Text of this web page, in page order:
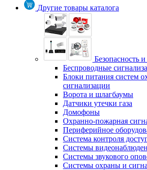
Другие товары каталога
Безопасность
Беспроводные
Блоки питания систем
сигнализации
Ворота и шлагбаумы
Датчики утечки газа
Домофоны
Охранно-пожарная
Периферийное
Система контроля
Системы
Системы звукового
Системы охраны и